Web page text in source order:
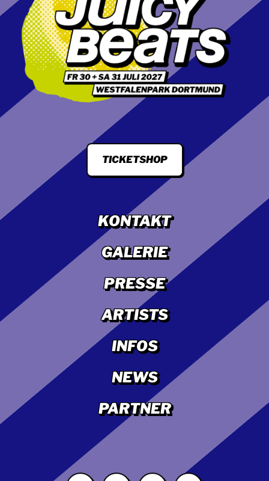
TICKETSHOP
KONTAKT
GALERIE
PRESSE
ARTISTS
INFOS
NEWS
PARTNER